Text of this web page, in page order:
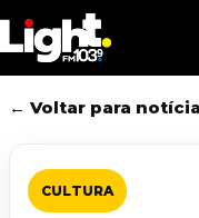
to
main
content
← Voltar para
CULTURA